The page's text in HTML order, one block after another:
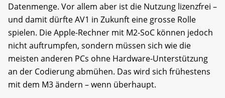
Datenmenge. Vor allem aber ist die Nutzung lizenzfrei –
und damit dürfte AV1 in Zukunft eine grosse Rolle
spielen. Die Apple-Rechner mit M2-SoC können jedoch
nicht auftrumpfen, sondern müssen sich wie die
meisten anderen PCs ohne Hardware-Unterstützung
an der Codierung abmühen. Das wird sich frühestens
mit dem M3 ändern – wenn überhaupt.